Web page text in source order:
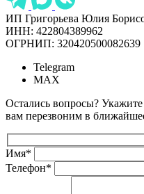
ИП Григорьева Юлия
ИНН: 422804389962
ОГРНИП: 320420500082639
Telegram
MAX
Остались вопросы?
вам перезвоним в
Имя*
Телефон*